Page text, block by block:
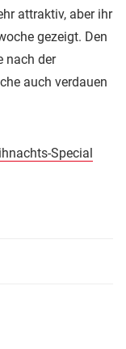
attraktiv, aber ihr
gezeigt. Den
nach der
auch verdauen
Special